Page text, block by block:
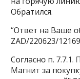
Обратился.
“Ответ на Ваше
ZAD/220623/
Согласно п.
Магнит за